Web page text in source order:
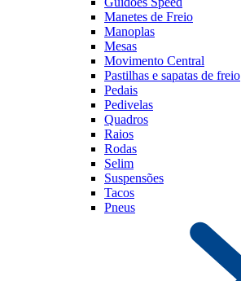
Manetes de Freio
Manoplas
Mesas
Movimento Central
Pastilhas e sapatas de freio
Pedais
Pedivelas
Quadros
Raios
Rodas
Selim
Suspensões
Tacos
Pneus